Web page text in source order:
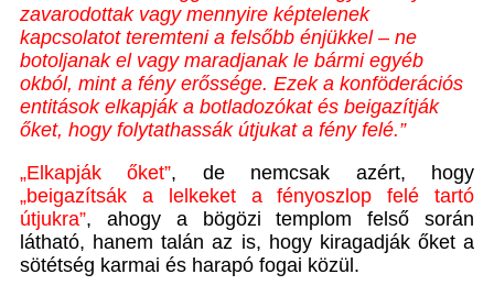
zavarodottak vagy mennyire képtelenek
kapcsolatot teremteni a felsőbb énjükkel – ne
botoljanak el vagy maradjanak le bármi egyéb
okból, mint a fény erőssége. Ezek a konföderációs
entitások elkapják a botladozókat és beigazítják
őket, hogy folytathassák útjukat a fény felé.”
„Elkapják őket”, de nemcsak azért, hogy
„beigazítsák a lelkeket a fényoszlop felé tartó
útjukra”, ahogy a bögözi templom felső során
látható, hanem talán az is, hogy kiragadják őket a
sötétség karmai és harapó fogai közül.